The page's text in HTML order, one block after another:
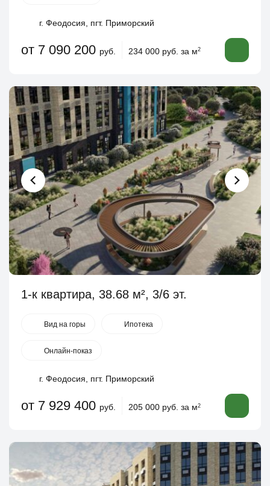
г. Феодосия, пгт. Приморский
от 7 090 200 руб. 234 000 руб. за м2
1-к квартира, 38.68 м², 3/6 эт.
Вид на горы Ипотека
Онлайн-показ
г. Феодосия, пгт. Приморский
от 7 929 400 руб. 205 000 руб. за м2